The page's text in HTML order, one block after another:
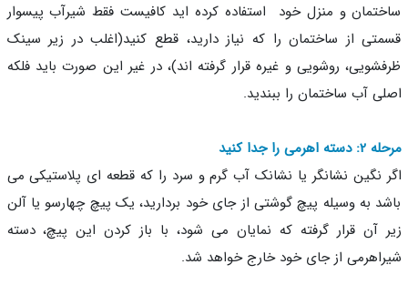
و منزل خود استفاده کرده اید کافیست فقط شیرآب پیسوار
از ساختمان را که نیاز دارید، قطع کنید(اغلب در زیر سینک
روشویی و غیره قرار گرفته اند)، در غیر این صورت باید فلکه
آب ساختمان را ببندید.
را جدا کنید
نگین نشانگر یا نشانک آب گرم و سرد را که قطعه ای پلاستیکی می
به وسیله پیچ گوشتی از جای خود بردارید، یک پیچ چهارسو یا آلن
آن قرار گرفته که نمایان می شود، با باز کردن این پیچ، دسته
از جای خود خارج خواهد شد.